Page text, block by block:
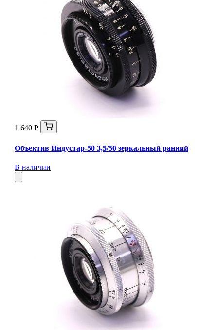
1 640 Р
Объектив Индустар-50 3,5/50 зеркальный ранний
В наличии